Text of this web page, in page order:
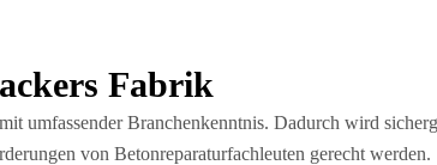
Fabrik
umfassender Branchenkenntnis. Dadurch wird
von Betonreparaturfachleuten gerecht werden.